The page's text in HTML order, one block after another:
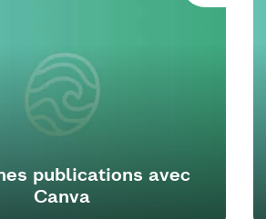
publications avec
Canva